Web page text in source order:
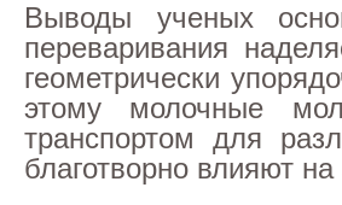
Выводы ученых
переваривания
геометрически
этому молочные
транспортом для
благотворно влияют